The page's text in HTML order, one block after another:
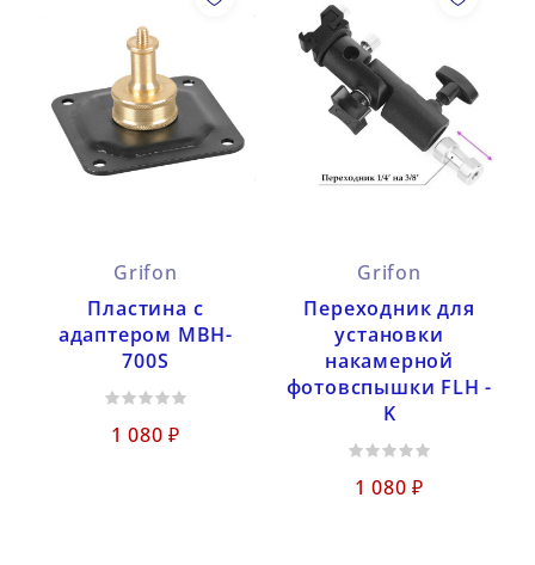
Grifon
Пластина с
адаптером MBH-
700S
1 080 ₽
Grifon
Переходник для
установки
накамерной
фотовспышки FLH -
K
1 080 ₽